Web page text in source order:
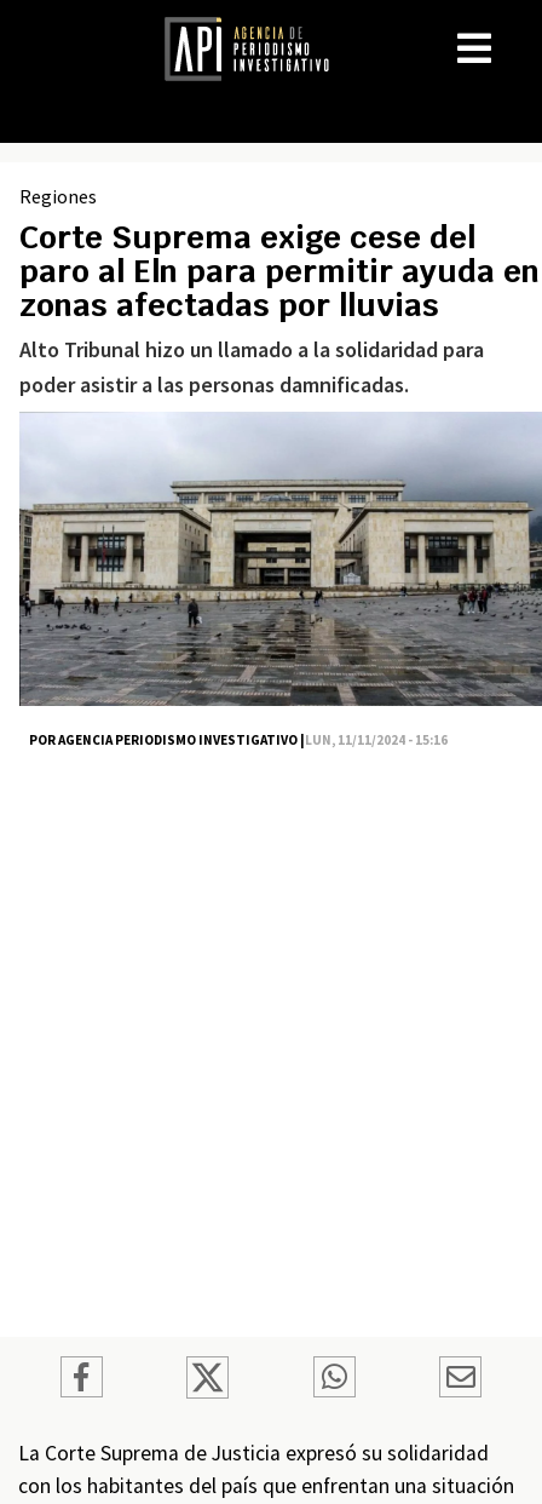
Regiones
Corte Suprema exige cese del
paro al Eln para permitir ayuda en
zonas afectadas por lluvias
Alto Tribunal hizo un llamado a la solidaridad para
poder asistir a las personas damnificadas.
POR AGENCIA PERIODISMO INVESTIGATIVO |LUN, 11/11/2024 - 15:16
La Corte Suprema de Justicia expresó su solidaridad
con los habitantes del país que enfrentan una situación